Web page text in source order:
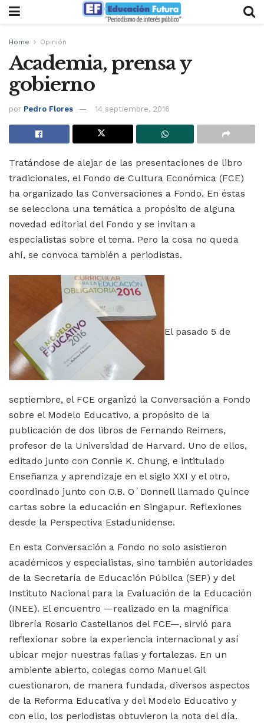
Home Opinión
Academia, prensa y
gobierno
por Pedro Flores 14 septiembre, 2016
Tratándose de alejar de las presentaciones de libro
tradicionales, el Fondo de Cultura Económica (FCE)
ha organizado las Conversaciones a Fondo. En éstas
se selecciona una temática a propósito de alguna
novedad editorial del Fondo y se invitan a
especialistas sobre el tema. Pero la cosa no queda
ahí, se convoca también a periodistas.
El pasado 5 de
septiembre, el FCE organizó la Conversación a Fondo
sobre el Modelo Educativo, a propósito de la
publicación de dos libros de Fernando Reimers,
profesor de la Universidad de Harvard. Uno de ellos,
editado junto con Connie K. Chung, e intitulado
Enseñanza y aprendizaje en el siglo XXI y el otro,
coordinado junto con O.B. O´Donnell llamado Quince
cartas sobre la educación en Singapur. Reflexiones
desde la Perspectiva Estadunidense.
En esta Conversación a Fondo no solo asistieron
académicos y especialistas, sino también autoridades
de la Secretaría de Educación Pública (SEP) y del
Instituto Nacional para la Evaluación de la Educación
(INEE). El encuentro —realizado en la magnífica
librería Rosario Castellanos del FCE—, sirvió para
reflexionar sobre la experiencia internacional y así
ubicar mejor nuestras fallas y fortalezas. En un
ambiente abierto, colegas como Manuel Gil
cuestionaron, de manera fundada, diversos aspectos
de la Reforma Educativa y del Modelo Educativo y
con ello, los periodistas obtuvieron la nota del día.